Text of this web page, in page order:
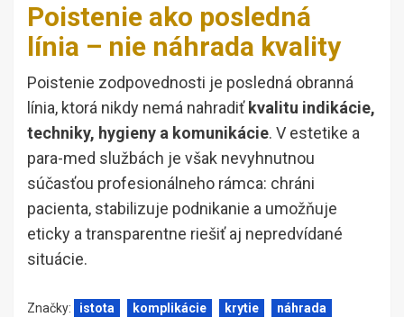
Poistenie ako posledná
línia – nie náhrada kvality
Poistenie zodpovednosti je posledná obranná
línia, ktorá nikdy nemá nahradiť kvalitu indikácie,
techniky, hygieny a komunikácie. V estetike a
para-med službách je však nevyhnutnou
súčasťou profesionálneho rámca: chráni
pacienta, stabilizuje podnikanie a umožňuje
eticky a transparentne riešiť aj nepredvídané
situácie.
Značky: istota komplikácie krytie
náhrada